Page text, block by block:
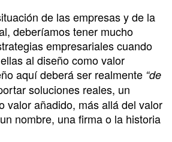
de las empresas y de la
deberíamos tener mucho
empresariales cuando
al diseño como valor
aquí deberá ser realmente “de
soluciones reales, un
valor añadido, más allá del valor
nombre, una firma o la historia